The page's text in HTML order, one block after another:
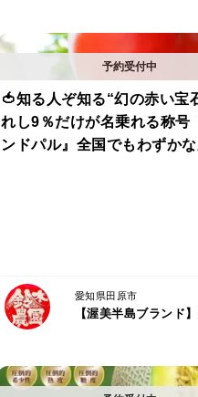
製
と
界
作
🍅知る人ぞ知る“幻の赤い宝
れし9％だけが名乗れる称号
ンドパル』全国でもわずか
愛知県田原市
【渥美半島ブランド